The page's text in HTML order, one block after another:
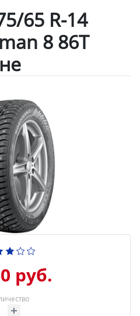
65 R-14
8 86T
руб.